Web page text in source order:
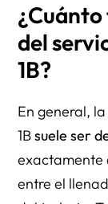
del
1B?
En general,
1Bsuele ser
exactamente
entre el